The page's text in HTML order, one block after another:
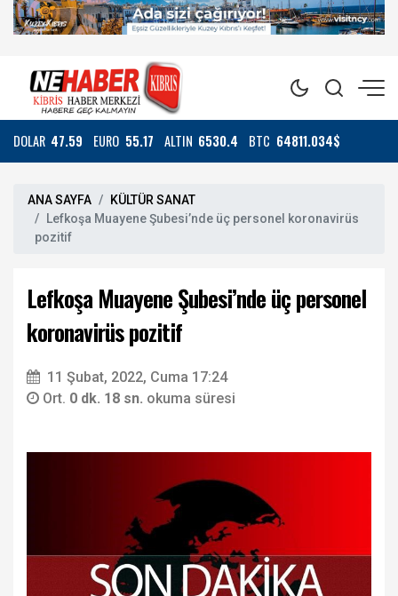
DOLAR 47.59 EURO 55.17 ALTIN 6530.4 BTC 64811.034$
ANA SAYFA
KÜLTÜR SANAT
Lefkoşa Muayene Şubesi’nde üç personel koronavirüs
pozitif
Lefkoşa Muayene Şubesi’nde üç personel
koronavirüs pozitif
11 Şubat, 2022, Cuma 17:24
Ort. 0 dk. 18 sn. okuma süresi